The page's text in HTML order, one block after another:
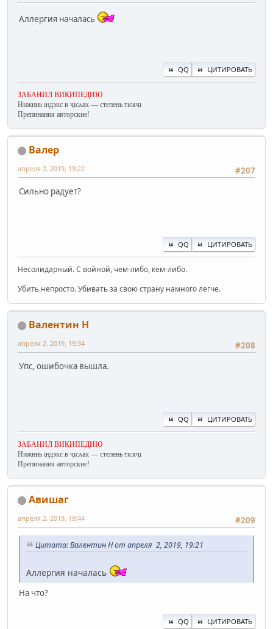
Аллергия началась
QQ ЦИТИРОВАТЬ
ЗАБАНИЛ ВИКИПЕДИЮ
Нижниь ıндэкс в ҷıсʌах — степень тıсяҷı
Препинания авторские!
Валер
#207
апреля 2, 2019, 19:22
Сильно радует?
QQ ЦИТИРОВАТЬ
Несолидарный. С войной, чем-либо, кем-либо.
Убить непросто. Убивать за свою страну намного легче.
Валентин Н
#208
апреля 2, 2019, 19:34
Упс, ошибочка вышла.
QQ ЦИТИРОВАТЬ
ЗАБАНИЛ ВИКИПЕДИЮ
Нижниь ıндэкс в ҷıсʌах — степень тıсяҷı
Препинания авторские!
Авишаг
#209
апреля 2, 2019, 19:44
Цитата: Валентин Н от апреля 2, 2019, 19:21
Аллергия началась
На что?
QQ ЦИТИРОВАТЬ